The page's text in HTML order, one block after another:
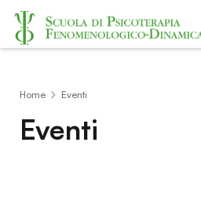
Home Eventi
Eventi